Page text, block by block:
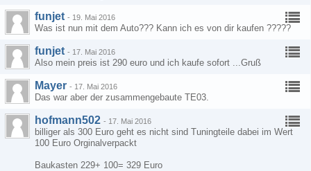
funjet - 19. Mai 2016
Was ist nun mit dem Auto??? Kann ich es von dir kaufen ?????
funjet - 17. Mai 2016
Also mein preis ist 290 euro und ich kaufe sofort ...Gruß
Mayer - 17. Mai 2016
Das war aber der zusammengebaute TE03.
hofmann502 - 17. Mai 2016
billiger als 300 Euro geht es nicht sind Tuningteile dabei im Wert
100 Euro Orginalverpackt
Baukasten 229+ 100= 329 Euro